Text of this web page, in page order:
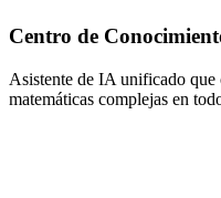
Centro de
Asistente de IA unificado que
matemáticas complejas en